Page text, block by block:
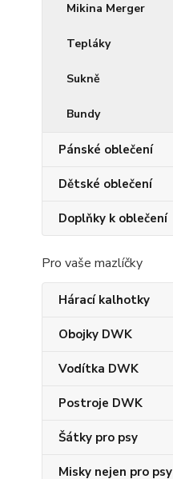
Mikina Merger
Tepláky
Sukně
Bundy
Pánské oblečení
Dětské oblečení
Doplňky k oblečení
Pro vaše mazlíčky
Hárací kalhotky
Obojky DWK
Vodítka DWK
Postroje DWK
Šátky pro psy
Misky nejen pro psy